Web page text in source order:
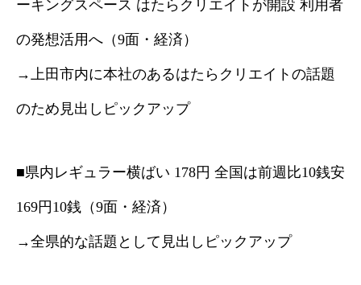
ーキングスペース はたらクリエイトが開設 利用者
の発想活用へ（9面・経済）
→上田市内に本社のあるはたらクリエイトの話題
のため見出しピックアップ
■県内レギュラー横ばい 178円 全国は前週比10銭安
169円10銭（9面・経済）
→全県的な話題として見出しピックアップ